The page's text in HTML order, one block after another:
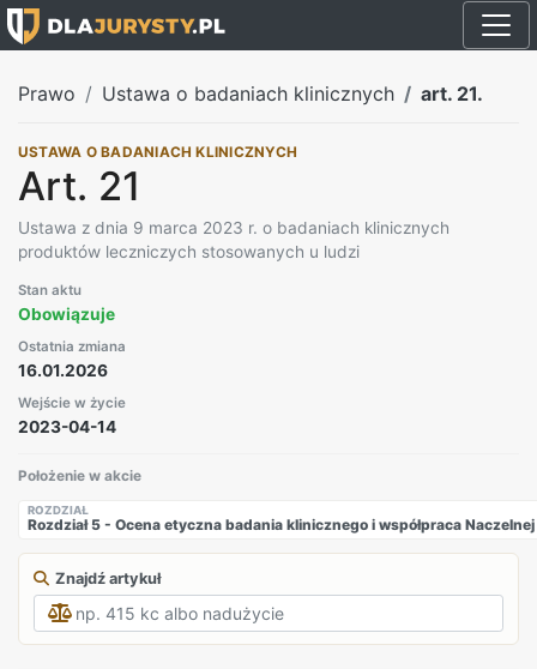
Prawo Ustawa o badaniach klinicznych art. 21.
USTAWA O BADANIACH KLINICZNYCH
Art. 21
Ustawa z dnia 9 marca 2023 r. o badaniach klinicznych
produktów leczniczych stosowanych u ludzi
Stan aktu
Obowiązuje
Ostatnia zmiana
16.01.2026
Wejście w życie
2023-04-14
Położenie w akcie
ROZDZIAŁ
Rozdział 5 - Ocena etyczna badania klinicznego i współpraca
Znajdź artykuł